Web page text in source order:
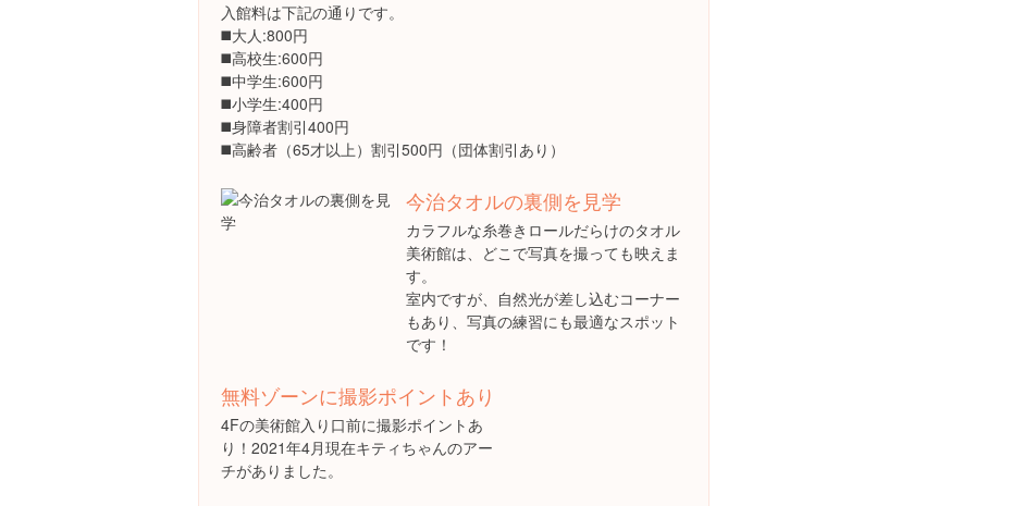
入館料は下記の通りです。
◼️大人:800円
◼️高校生:600円
◼️中学生:600円
◼️小学生:400円
◼️身障者割引400円
◼️高齢者（65才以上）割引500円（団体割引あり）
今治タオルの裏側を見学
カラフルな糸巻きロールだらけのタオル
美術館は、どこで写真を撮っても映えま
す。
室内ですが、自然光が差し込むコーナー
もあり、写真の練習にも最適なスポット
です！
無料ゾーンに撮影ポイントあり
4Fの美術館入り口前に撮影ポイントあ
り！2021年4月現在キティちゃんのアー
チがありました。